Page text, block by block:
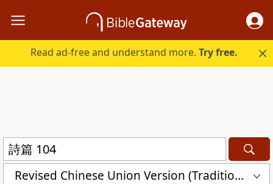
Read ad-free and understand more.Try free.
Revised Chinese Union Version (Traditional Script) Shen Edition (RCU17TS)